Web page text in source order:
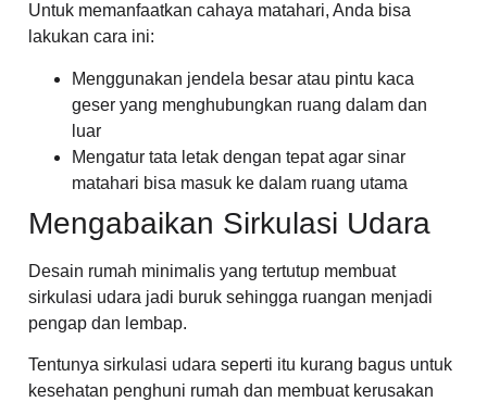
Untuk memanfaatkan cahaya matahari, Anda bisa
lakukan cara ini:
Menggunakan jendela besar atau pintu kaca
geser yang menghubungkan ruang dalam dan
luar
Mengatur tata letak dengan tepat agar sinar
matahari bisa masuk ke dalam ruang utama
Mengabaikan Sirkulasi Udara
Desain rumah minimalis yang tertutup membuat
sirkulasi udara jadi buruk sehingga ruangan menjadi
pengap dan lembap.
Tentunya sirkulasi udara seperti itu kurang bagus untuk
kesehatan penghuni rumah dan membuat kerusakan